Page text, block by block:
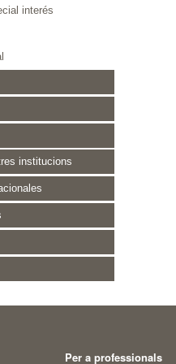
interés
institucions
Per a professionals